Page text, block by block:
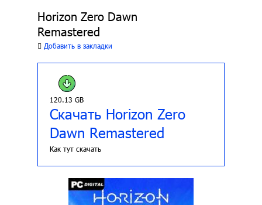
Horizon Zero Dawn
Remastered
Добавить в закладки
120.13 GB
Скачать Horizon Zero
Dawn Remastered
Как тут скачать